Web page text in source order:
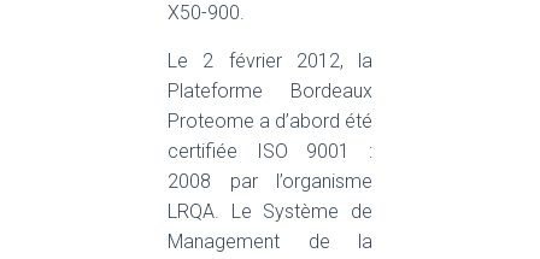
X50-900.
Le 2 février 2012, la
Plateforme Bordeaux
Proteome a d’abord été
certifiée ISO 9001 :
2008 par l’organisme
LRQA. Le Système de
Management de la